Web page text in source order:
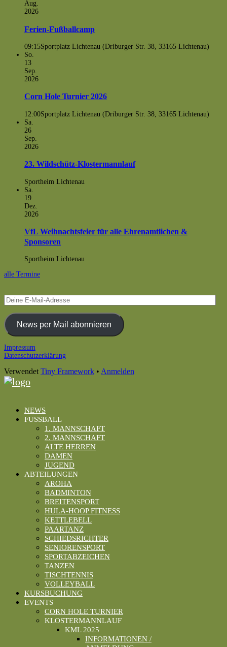
Aug.
2026
Ferien-Fußballcamp
09:15Sportplatz Lichtenau (Driburger Str. 38, 33165 Lichtenau)
So.
13
Sep.
2026
Corn Hole Turnier 2026
12:00Sportplatz Lichtenau (Driburger Str. 38, 33165 Lichtenau)
Sa.
26
Sep.
2026
23. Wildschütz-Klostermannlauf
Sportheim Lichtenau
Sa.
19
Dez.
2026
VfL Weihnachtsfeier für alle Ehrenamtlichen &
Sponsoren
Sportheim Lichtenau
alle Termine
Deine
E-
Mail-
AdresseNews per Mail abonnieren
Footer
Impressum
Datenschutzerklärung
Verwendet Tiny Framework • Anmelden
NEWS
FUSSBALL
1. MANNSCHAFT
2. MANNSCHAFT
ALTE HERREN
DAMEN
JUGEND
ABTEILUNGEN
AROHA
BADMINTON
BREITENSPORT
HULA-HOOP FITNESS
KETTLEBELL
PAARTANZ
SCHIEDSRICHTER
SENIORENSPORT
SPORTABZEICHEN
TANZEN
TISCHTENNIS
VOLLEYBALL
KURSBUCHUNG
EVENTS
CORN HOLE TURNIER
KLOSTERMANNLAUF
KML 2025
INFORMATIONEN /